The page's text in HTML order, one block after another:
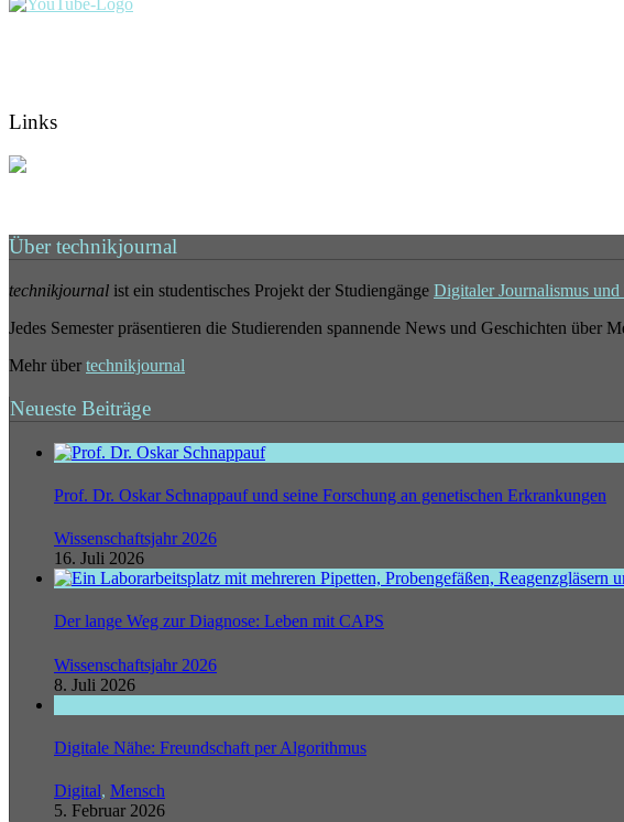
Links
Über technikjournal
technikjournal ist ein studentisches Projekt der Studiengänge Digitaler Journalismus
Jedes Semester präsentieren die Studierenden spannende News und Geschichten
Mehr über technikjournal
Neueste Beiträge
Prof. Dr. Oskar Schnappauf und seine Forschung an genetischen Erkrankungen
Wissenschaftsjahr 2026
16. Juli 2026
Der lange Weg zur Diagnose: Leben mit CAPS
Wissenschaftsjahr 2026
8. Juli 2026
Digitale Nähe: Freundschaft per Algorithmus
Digital, Mensch
5. Februar 2026